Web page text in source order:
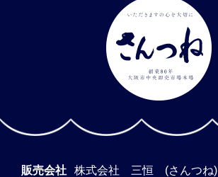
販売会社 株式会社 三恒 (さんつね)